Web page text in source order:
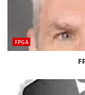
‫‪FPGA‬‬